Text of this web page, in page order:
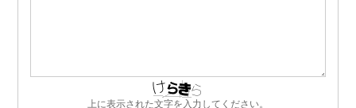
上に表示された文字を入力してください。